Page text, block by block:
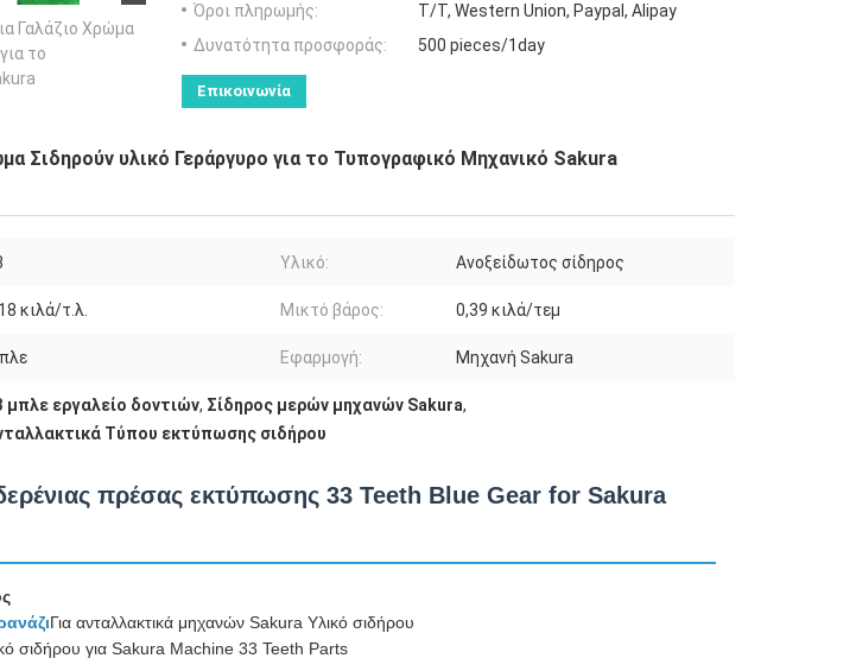
Γαλάζιο Χρώμα
το
Όροι πληρωμής:
T/T, Western Union, Paypal, Alipay
Δυνατότητα προσφοράς:
500 pieces/1day
Επικοινωνία
Σιδηρούν υλικό Γεράργυρο για το Τυπογραφικό Μηχανικό Sakura
Υλικό: Ανοξείδωτος σίδηρος
κιλά/τ.λ. Μικτό βάρος: 0,39 κιλά/τεμ
Εφαρμογή: Μηχανή Sakura
μπλε εργαλείο δοντιών, Σίδηρος μερών μηχανών Sakura,
Τύπου εκτύπωσης σιδήρου
πρέσας εκτύπωσης 33 Teeth Blue Gear for Sakura
Για ανταλλακτικά μηχανών Sakura Υλικό σιδήρου
σιδήρου για Sakura Machine 33 Teeth Parts